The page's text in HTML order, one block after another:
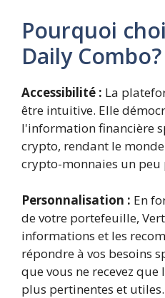
Pourquoi
Daily Combo?
Accessibilité : La
être intuitive. Elle
l'information financière
crypto, rendant le
crypto-monnaies un
Personnalisation : En
de votre portefeuille,
informations et les
répondre à vos besoins
que vous ne recevez
plus pertinentes et utiles.